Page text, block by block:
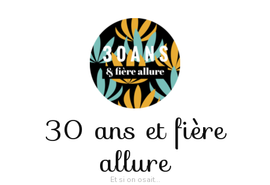
30 ans et fière
allure
Et si on osait…